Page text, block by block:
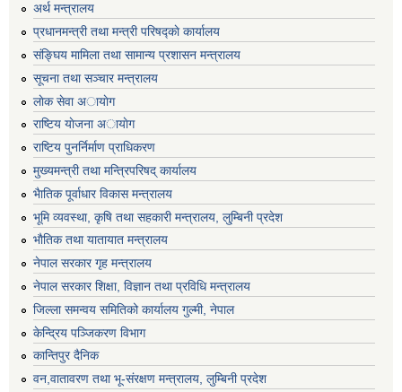
अर्थ मन्त्रालय
प्रधानमन्त्री तथा मन्त्री परिषद्काे कार्यालय
संङ्घिय मामिला तथा सामान्य प्रशासन मन्त्रालय
सूचना तथा सञ्चार मन्त्रालय
लाेक सेवा अायाेग
राष्टिय याेजना अायाेग
राष्टिय पुनर्निर्माण प्राधिकरण
मुख्यमन्त्री तथा मन्त्रिपरिषद् कार्यालय
भैातिक पूर्वाधार विकास मन्त्रालय
भूमि व्यवस्था, कृषि तथा सहकारी मन्त्रालय, लु्म्बिनी प्रदेश
भाैतिक तथा यातायात मन्त्रालय
नेपाल सरकार गृह मन्त्रालय
नेपाल सरकार शिक्षा, विज्ञान तथा प्रविधि मन्त्रालय
जिल्ला समन्वय समितिको कार्यालय गुल्मी, नेपाल
केन्द्रिय पञ्जिकरण विभाग
कान्तिपुर दैनिक
वन,वातावरण तथा भू-संरक्षण मन्त्रालय, लुम्बिनी प्रदेश